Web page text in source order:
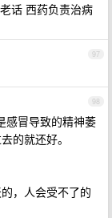
话 西药负责治病
97
98
感冒导致的精神萎
的就还好。
，人会受不了的